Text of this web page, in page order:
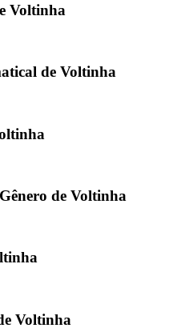
Voltinha
de Voltinha
de Voltinha
Voltinha